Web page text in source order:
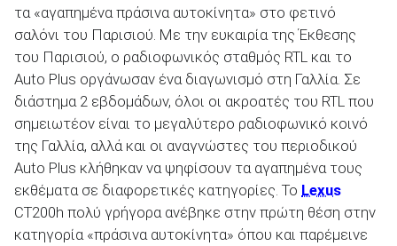
Καινούρια
ΑΝΑΖΗΤΗΣΗ
τα «αγαπημένα πράσινα αυτοκίνητα» στο φετινό
σαλόνι του Παρισιού. Με την ευκαιρία της Έκθεσης
του Παρισιού, ο ραδιοφωνικός σταθμός RTL και το
Auto Plus οργάνωσαν ένα διαγωνισμό στη Γαλλία. Σε
διάστημα 2 εβδομάδων, όλοι οι ακροατές του RTL που
σημειωτέον είναι το μεγαλύτερο ραδιοφωνικό κοινό
της Γαλλία, αλλά και οι αναγνώστες του περιοδικού
Auto Plus κλήθηκαν να ψηφίσουν τα αγαπημένα τους
εκθέματα σε διαφορετικές κατηγορίες. Το Lexus
CT200h πολύ γρήγορα ανέβηκε στην πρώτη θέση στην
κατηγορία «πράσινα αυτοκίνητα» όπου και παρέμεινε